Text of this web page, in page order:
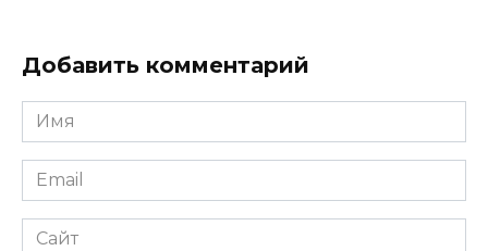
Добавить комментарий
Имя
*
Email
*
Сайт